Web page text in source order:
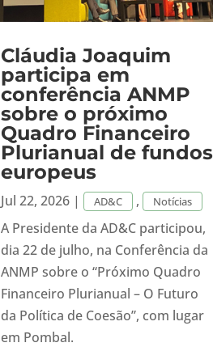
Cláudia Joaquim
participa em
conferência ANMP
sobre o próximo
Quadro Financeiro
Plurianual de fundos
europeus
Jul 22, 2026 | AD&C , Notícias
A Presidente da AD&C participou,
dia 22 de julho, na Conferência da
ANMP sobre o “Próximo Quadro
Financeiro Plurianual – O Futuro
da Política de Coesão”, com lugar
em Pombal.